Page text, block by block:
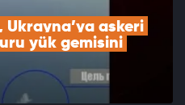
Ukrayna’ya askeri
yük gemisini